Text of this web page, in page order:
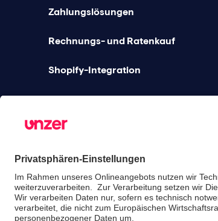
Zahlungslösungen
Rechnungs- und Ratenkauf
Shopify-Integration
Finanzdienstleistungen
Gastronomie-Lösungen
Unified Commerce
Risikomanagement
Preise